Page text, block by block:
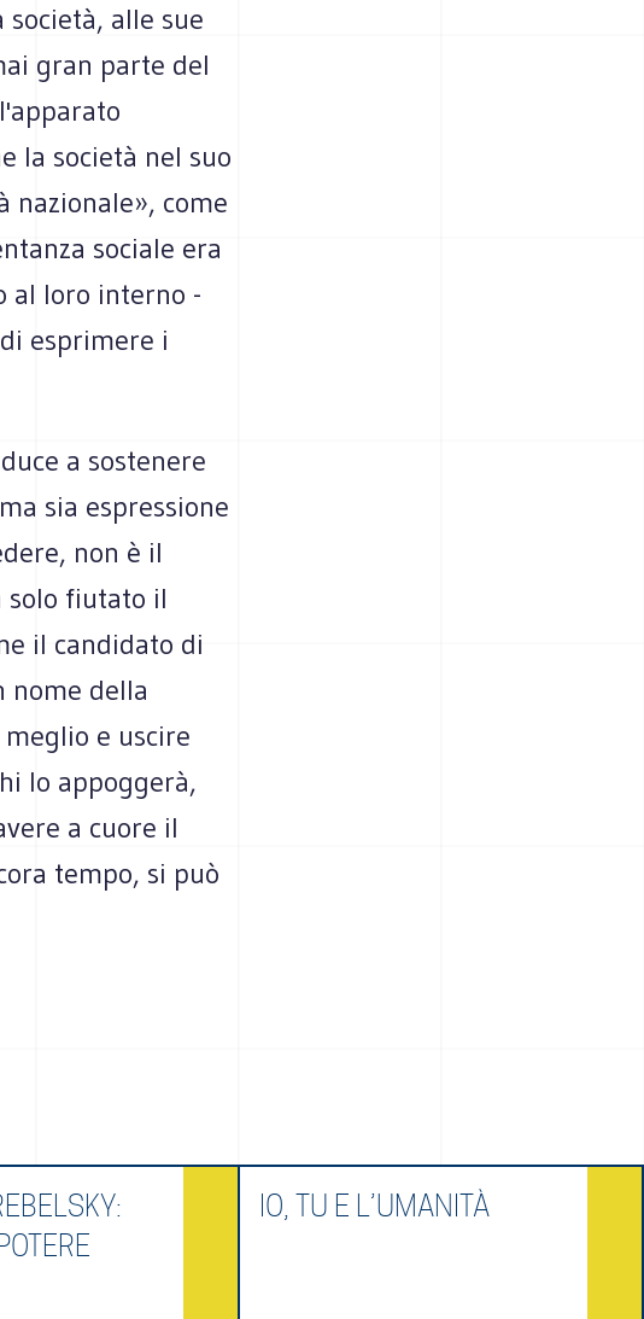
alle sue
gran parte del
la società nel suo
nazionale», come
sociale era
al loro interno -
esprimere i
a sostenere
sia espressione
non è il
solo fiutato il
il candidato di
nome della
e uscire
lo appoggerà,
a cuore il
tempo, si può
IO, TU E L’UMANITÀ